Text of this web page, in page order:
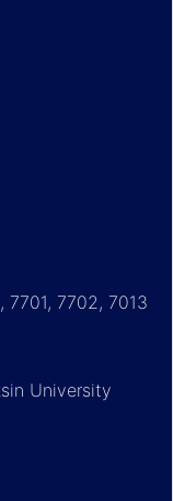
7702, 7013
University